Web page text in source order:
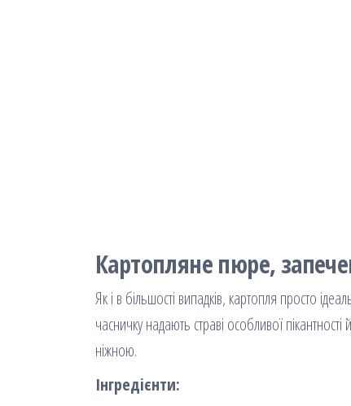
Картопляне пюре,
Як і в більшості випадків, картопля просто
часничку надають страві особливої
ніжною.
Інгредієнти: